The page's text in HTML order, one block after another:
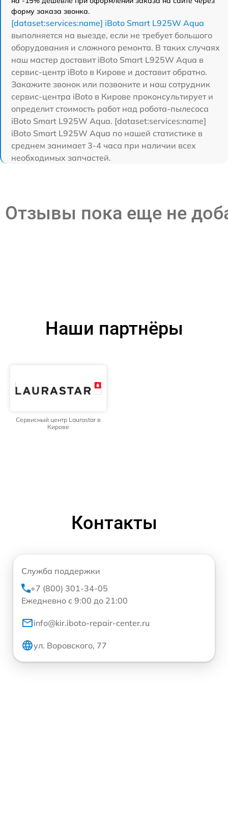
форму заказа звонка.
[dataset:services:name] iBoto Smart L925W Aqua
выполняется на выезде, если не требует большого
оборудования и сложного ремонта. В таких случаях
наш мастер доставит iBoto Smart L925W Aqua в
сервис-центр iBoto в Кирове и доставит обратно.
Закажите звонок или позвоните и наш сотрудник
сервис-центра iBoto в Кирове проконсультирует и
определит стоимость работ над робота-пылесоса
iBoto Smart L925W Aqua. [dataset:services:name]
iBoto Smart L925W Aqua по нашей статистике в
среднем занимает 3-4 часа при наличии всех
необходимых запчастей.
Отзывы пока еще не
Наши партнёры
Сервисный центр Laurastar в
Кирове
Контакты
Служба поддержки
+7 (800) 301-34-05
Ежедневно с 9:00 до 21:00
info@kir.iboto-repair-center.ru
ул. Воровского, 77